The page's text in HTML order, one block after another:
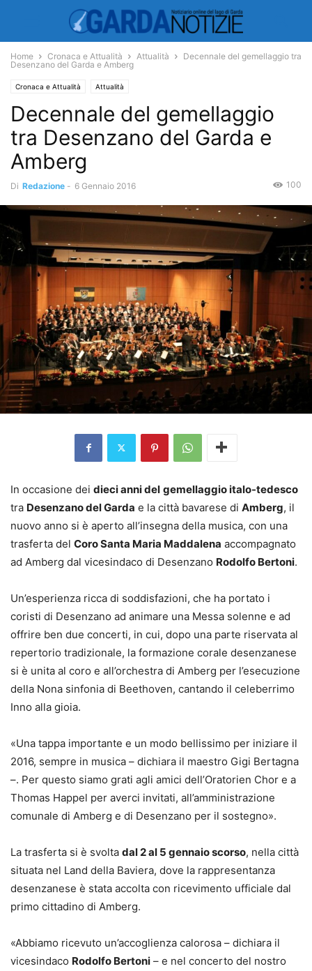
Home Cronaca e Attualità Attualità
Decennale del gemellaggio tra
Desenzano del Garda e Amberg
Cronaca e Attualità Attualità
Decennale del gemellaggio
tra Desenzano del Garda e
Amberg
Di Redazione - 6 Gennaio 2016 100
In occasione dei dieci anni del gemellaggio italo-tedesco
tra Desenzano del Garda e la città bavarese di Amberg, il
nuovo anno si è aperto all’insegna della musica, con una
trasferta del Coro Santa Maria Maddalena accompagnato
ad Amberg dal vicesindaco di Desenzano Rodolfo Bertoni.
Un’esperienza ricca di soddisfazioni, che ha portato i
coristi di Desenzano ad animare una Messa solenne e ad
offrire ben due concerti, in cui, dopo una parte riservata al
repertorio tradizionale, la formazione corale desenzanese
si è unita al coro e all’orchestra di Amberg per l’esecuzione
della Nona sinfonia di Beethoven, cantando il celeberrimo
Inno alla gioia.
«Una tappa importante e un modo bellissimo per iniziare il
2016, sempre in musica – dichiara il maestro Gigi Bertagna
–. Per questo siamo grati agli amici dell’Oratorien Chor e a
Thomas Happel per averci invitati, all’amministrazione
comunale di Amberg e di Desenzano per il sostegno».
La trasferta si è svolta dal 2 al 5 gennaio scorso, nella città
situata nel Land della Baviera, dove la rappresentanza
desenzanese è stata accolta con ricevimento ufficiale dal
primo cittadino di Amberg.
«Abbiamo ricevuto un’accoglienza calorosa – dichiara il
vicesindaco Rodolfo Bertoni – e nel concerto del nostro